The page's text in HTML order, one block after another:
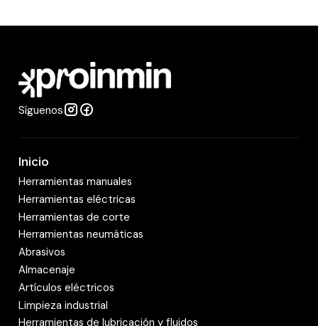
d
Síguenos
Inicio
Herramientas manuales
Herramientas eléctricas
Herramientas de corte
Herramientas neumáticas
Abrasivos
Almacenaje
Artículos eléctricos
Limpieza industrial
Herramientas de lubricación y fluidos